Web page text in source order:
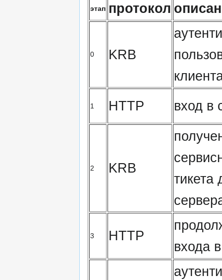
этап протокол
0 KRB
1 HTTP вход в
2 KRB
тикета
3 HTTP
входа